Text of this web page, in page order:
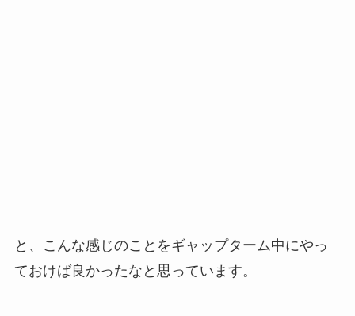
と、こんな感じのことをギャップターム中にやっ
ておけば良かったなと思っています。